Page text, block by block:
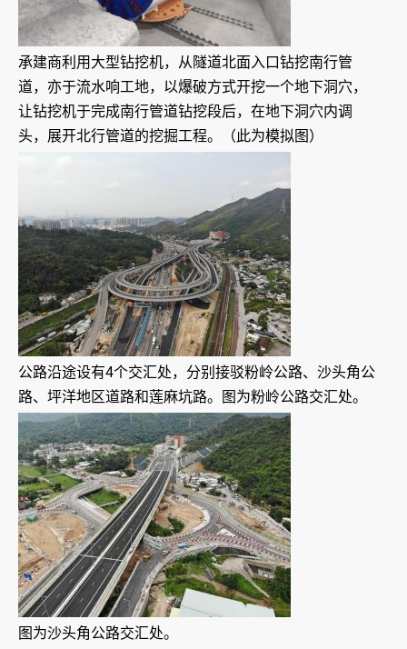
承建商利用大型钻挖机，从隧道北面入口钻挖南行管
道，亦于流水响工地，以爆破方式开挖一个地下洞穴，
让钻挖机于完成南行管道钻挖段后，在地下洞穴内调
头，展开北行管道的挖掘工程。（此为模拟图）
公路沿途设有4个交汇处，分别接驳粉岭公路、沙头角公
路、坪洋地区道路和莲麻坑路。图为粉岭公路交汇处。
图为沙头角公路交汇处。